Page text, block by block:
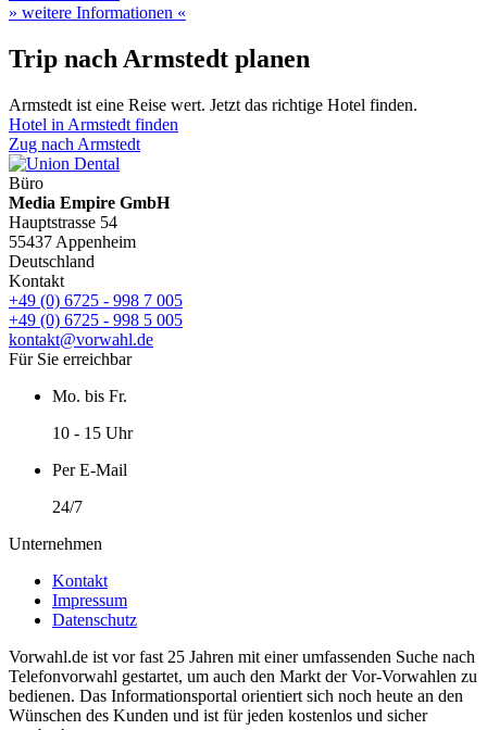
» weitere Informationen «
Trip nach Armstedt planen
Armstedt ist eine Reise wert. Jetzt das richtige Hotel finden.
Hotel in Armstedt finden
Zug nach Armstedt
Büro
Media Empire GmbH
Hauptstrasse 54
55437 Appenheim
Deutschland
Kontakt
+49 (0) 6725 - 998 7 005
+49 (0) 6725 - 998 5 005
kontakt@vorwahl.de
Für Sie erreichbar
Mo. bis Fr.
10 - 15 Uhr
Per E-Mail
24/7
Unternehmen
Kontakt
Impressum
Datenschutz
Vorwahl.de ist vor fast 25 Jahren mit einer umfassenden Suche nach
Telefonvorwahl gestartet, um auch den Markt der Vor-Vorwahlen zu
bedienen. Das Informationsportal orientiert sich noch heute an den
Wünschen des Kunden und ist für jeden kostenlos und sicher